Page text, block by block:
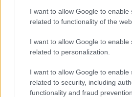
I want to allow Google to enable
related to functionality of the
I want to allow Google to enable
related to personalization.
I want to allow Google to enable
related to security, including
functionality and fraud
Δημοφιλείς
Ανοικτές 1.779 θέσεις
Δημόσιο (χωρίς πτυχίο)